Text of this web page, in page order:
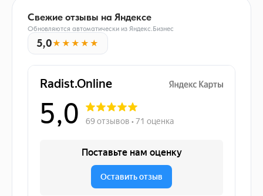
Свежие отзывы на Яндексе
Обновляются автоматически из Яндекс.Бизнес
5,0★★★★★